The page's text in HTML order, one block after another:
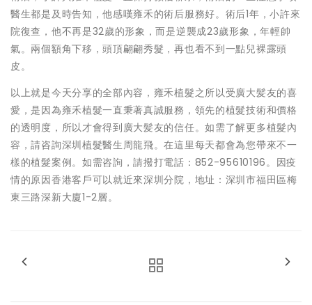
醫生都是及時告知，他感嘆雍禾的術后服務好。術后1年，小許來
院復查，他不再是32歲的形象，而是逆襲成23歲形象，年輕帥
氣。兩個額角下移，頭頂翩翩秀髮，再也看不到一點兒裸露頭
皮。
以上就是今天分享的全部內容，雍禾植髮之所以受廣大髪友的喜
愛，是因為雍禾植髮一直秉著真誠服務，領先的植髮技術和價格
的透明度，所以才會得到廣大髪友的信任。如需了解更多植髮內
容，請咨詢深圳植髮醫生周龍飛。在這里每天都會為您帶來不一
樣的植髮案例。如需咨詢，請撥打電話：852-95610196。因疫
情的原因香港客戶可以就近來深圳分院，地址：深圳市福田區梅
東三路深新大廈1-2層。